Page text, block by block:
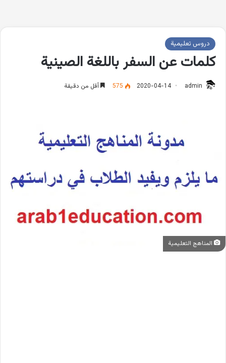
دروس تعليمية
كلمات عن السفر باللغة الصينية
admin
2020-04-14
575 أقل من دقيقة
المناهج التعليمية